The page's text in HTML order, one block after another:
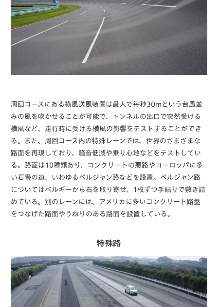
周回コースにある横風送風装置は最大で毎秒30mという台風並
みの風を吹かせることが可能で、トンネルの出口で突然受ける
横風など、走行時に受ける横風の影響をテストすることができ
る。また、周回コース内の特殊レーンでは、世界のさまざまな
路面を再現しており、騒音低減や乗り心地などをテストしてい
る。路面は10種類あり、コンクリートの悪路やヨーロッパに多
い石畳の道、いわゆるベルジャン路などを設置。ベルジャン路
についてはベルギーから石を取り寄せ、1枚ずつ手貼りで敷き詰
めている。別のレーンには、アメリカに多いコンクリート路盤
をつなげた路面やうねりのある路面を設置している。
特殊路